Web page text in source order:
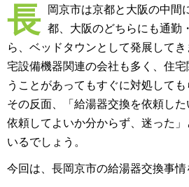
長
岡京市は京都と大阪の中間
都、大阪のどちらにも通勤
ら、ベッドタウンとして発展して
宅設備機器関連の会社も多く、住
うことがあってもすぐに対処しても
その反面、「給湯器交換を依頼し
依頼してよいか分からず、迷った
いるでしょう。
今回は、長岡京市の給湯器交換事情